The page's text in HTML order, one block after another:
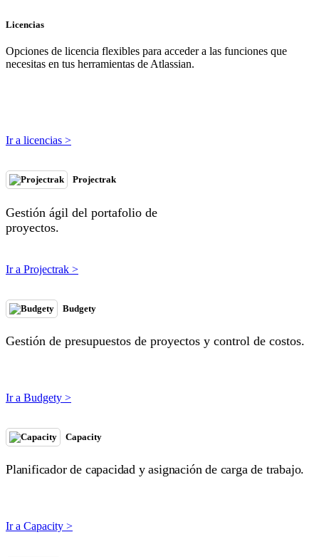
Licencias
Opciones de licencia flexibles para acceder a las funciones que
necesitas en tus herramientas de Atlassian.
Ir a licencias >
Projectrak
Gestión ágil del portafolio de
proyectos.
Ir a Projectrak >
Budgety
Gestión de presupuestos de proyectos y control de costos.
Ir a Budgety >
Capacity
Planificador de capacidad y asignación de carga de trabajo.
Ir a Capacity >